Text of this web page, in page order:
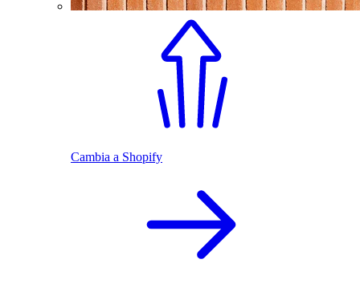
Cambia a Shopify